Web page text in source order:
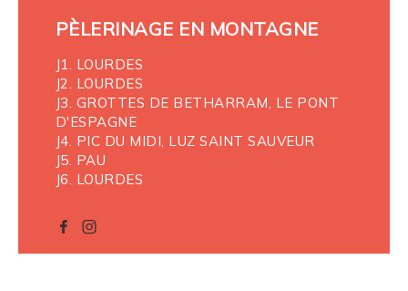
PÈLERINAGE EN MONTAGNE
J1. LOURDES
J2. LOURDES
J3. GROTTES DE BETHARRAM, LE PONT
D'ESPAGNE
J4. PIC DU MIDI, LUZ SAINT SAUVEUR
J5. PAU
J6. LOURDES